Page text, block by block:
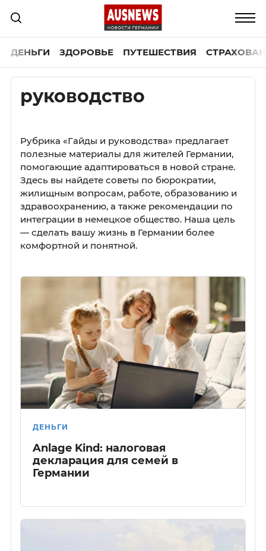
ДЕНЬГИ ЗДОРОВЬЕ ПУТЕШЕСТВИЯ
руководство
Рубрика «Гайды и руководства» предлагает
полезные материалы для жителей Германии,
помогающие адаптироваться в новой стране.
Здесь вы найдете советы по бюрократии,
жилищным вопросам, работе, образованию и
здравоохранению, а также рекомендации по
интеграции в немецкое общество. Наша цель
— сделать вашу жизнь в Германии более
комфортной и понятной.
ДЕНЬГИ
Anlage Kind: налоговая
декларация для семей в
Германии